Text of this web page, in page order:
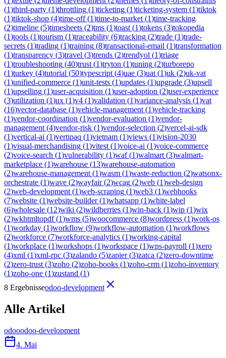
(1)third-party (1)throttling (1)ticketing (1)ticketing-system (1)tiktok
(1)tiktok-shop (4)time-off(1)time-to-market (1)time-tracking
(2)timeline (5)timesheets (2)tms (1)toast (1)tokens (3)tokopedia
(1)tools (1)tourism (1)traceability (6)tracking (2)trade (1)trade-
secrets (1)trading (1)training (8)transactional-email (1)transformation
(1)transparency (3)travel (3)trends (2)trendyol (1)triage
(1)troubleshooting (40)trust (1)tryton (1)tuning (2)turborepo
(1)turkey (4)tutorial (50)typescript (4)uae (3)uat (1)uk (2)uk-vat
(1)unified-commerce (1)unit-tests (1)updates (1)upgrade (3)upsell
(1)upselling (1)user-acquisition (1)user-adoption (2)user-experience
(3)utilization (1)ux (1)v4 (1)validation (1)variance-analysis (1)vat
(16)vector-database (1)vehicle-management (1)vehicle-tracking
(1)vendor-coordination (1)vendor-evaluation (1)vendor-
management (4)vendor-risk (1)vendor-selection (2)vercel-ai-sdk
(1)vertical-ai (1)vertipaq (1)vietnam (1)views (1)vision-2030
(1)visual-merchandising (1)vitest (1)voice-ai (1)voice-commerce
(2)voice-search (1)vulnerability (1)waf(1)walmart (3)walmart-
marketplace (1)warehouse (13)warehouse-automation
(2)warehouse-management (1)wasm (1)waste-reduction (2)watsonx-
orchestrate (1)wave (2)wayfair(2)wcag (2)web (1)web-design
(2)web-development (1)web-scraping (1)web3 (1)webhooks
(7)website (1)website-builder(1)whatsapp (1)white-label
(6)wholesale (12)wiki (2)wildberries (1)win-back (1)wip (1)wix
(2)wkhtmltopdf(1)wms (5)woocommerce (8)wordpress (1)work-os
(1)workday (1)workflow (9)workflow-automation (1)workflows
(2)workforce (7)workforce-analytics (1)working-capital
(1)workplace (1)workshops (1)workspace (1)wps-payroll (1)xero
(4)xml (1)xml-rpc (3)zalando (5)zapier(3)zatca (2)zero-downtime
(2)zero-trust (3)zoho (2)zoho-books (1)zoho-crm (1)zoho-inventory
(1)zoho-one (1)zustand (1)
8 Ergebnisseodoo-development
Alle Artikel
odooodoo-development
4. Mai